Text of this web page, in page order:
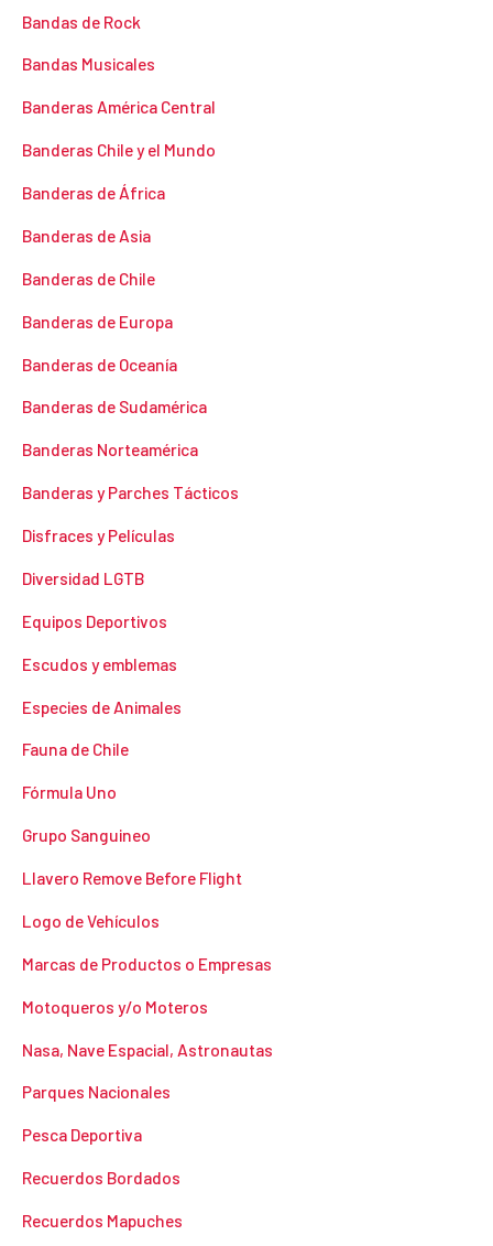
Bandas de Rock
Bandas Musicales
Banderas América Central
Banderas Chile y el Mundo
Banderas de África
Banderas de Asia
Banderas de Chile
Banderas de Europa
Banderas de Oceanía
Banderas de Sudamérica
Banderas Norteamérica
Banderas y Parches Tácticos
Disfraces y Películas
Diversidad LGTB
Equipos Deportivos
Escudos y emblemas
Especies de Animales
Fauna de Chile
Fórmula Uno
Grupo Sanguineo
Llavero Remove Before Flight
Logo de Vehículos
Marcas de Productos o Empresas
Motoqueros y/o Moteros
Nasa, Nave Espacial, Astronautas
Parques Nacionales
Pesca Deportiva
Recuerdos Bordados
Recuerdos Mapuches